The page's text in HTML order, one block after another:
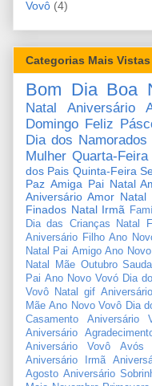
Vovô (4)
Categorias Mais Vistas
Bom Dia Boa
Natal Aniversário
Domingo Feliz
Dia dos Namorados
Mulher Quarta-Feira
dos Pais Quinta-Feira
Paz Amiga Pai Natal
Aniversário Amor Natal
Finados Natal Irmã
Dia das Crianças
Natal
Aniversário Filho Ano
Natal Pai Amigo Ano
Natal Mãe Outubro
Pai Ano Novo Vovó Dia
Vovô
Natal gif
Mãe Ano Novo Vovô Dia
Casamento
Aniversário
Aniversário
Aniversário Vovô
Avós
Aniversário Irmã
Agosto Aniversário